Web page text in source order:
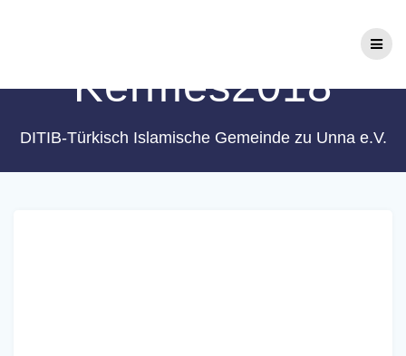
Kermes2018
DITIB-Türkisch Islamische Gemeinde zu Unna e.V.